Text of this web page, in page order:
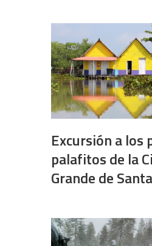
Excursión a los
palafitos de la
Grande de